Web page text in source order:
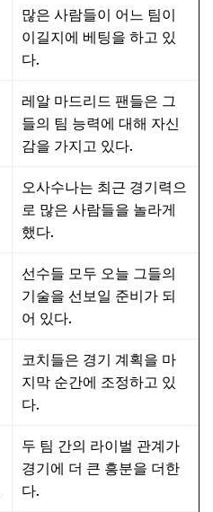
많은 사람들이 어느 팀이
이길지에 베팅을 하고 있
다.
레알 마드리드 팬들은 그
들의 팀 능력에 대해 자신
감을 가지고 있다.
오사수나는 최근 경기력으
로 많은 사람들을 놀라게
했다.
선수들 모두 오늘 그들의
기술을 선보일 준비가 되
어 있다.
코치들은 경기 계획을 마
지막 순간에 조정하고 있
다.
두 팀 간의 라이벌 관계가
경기에 더 큰 흥분을 더한
다.